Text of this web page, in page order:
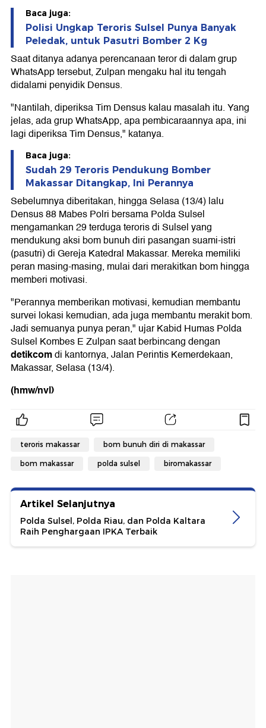
Baca juga:
Polisi Ungkap Teroris Sulsel Punya Banyak
Peledak, untuk Pasutri Bomber 2 Kg
Saat ditanya adanya perencanaan teror di dalam grup
WhatsApp tersebut, Zulpan mengaku hal itu tengah
didalami penyidik Densus.
"Nantilah, diperiksa Tim Densus kalau masalah itu. Yang
jelas, ada grup WhatsApp, apa pembicaraannya apa, ini
lagi diperiksa Tim Densus," katanya.
Baca juga:
Sudah 29 Teroris Pendukung Bomber
Makassar Ditangkap, Ini Perannya
Sebelumnya diberitakan, hingga Selasa (13/4) lalu
Densus 88 Mabes Polri bersama Polda Sulsel
mengamankan 29 terduga teroris di Sulsel yang
mendukung aksi bom bunuh diri pasangan suami-istri
(pasutri) di Gereja Katedral Makassar. Mereka memiliki
peran masing-masing, mulai dari merakitkan bom hingga
memberi motivasi.
"Perannya memberikan motivasi, kemudian membantu
survei lokasi kemudian, ada juga membantu merakit bom.
Jadi semuanya punya peran," ujar Kabid Humas Polda
Sulsel Kombes E Zulpan saat berbincang dengan
detikcomdi kantornya, Jalan Perintis Kemerdekaan,
Makassar, Selasa (13/4).
(hmw/nvl)
teroris makassar bom bunuh diri di makassar
bom makassar polda sulsel biromakassar
Artikel Selanjutnya
Polda Sulsel, Polda Riau, dan Polda Kaltara
Raih Penghargaan IPKA Terbaik